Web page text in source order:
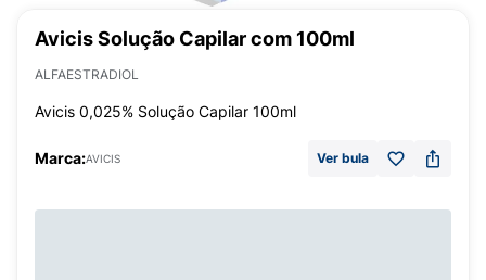
Avicis Solução Capilar com 100ml
ALFAESTRADIOL
Avicis 0,025% Solução Capilar 100ml
Marca:AVICIS Ver bula